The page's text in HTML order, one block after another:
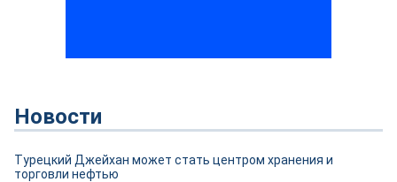
Новости
Турецкий Джейхан может стать центром хранения и
торговли нефтью